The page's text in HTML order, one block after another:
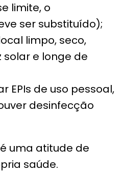
limite, o
ser substituído);
limpo, seco,
solar e longe de
EPIs de uso pessoal,
desinfecção
uma atitude de
saúde.